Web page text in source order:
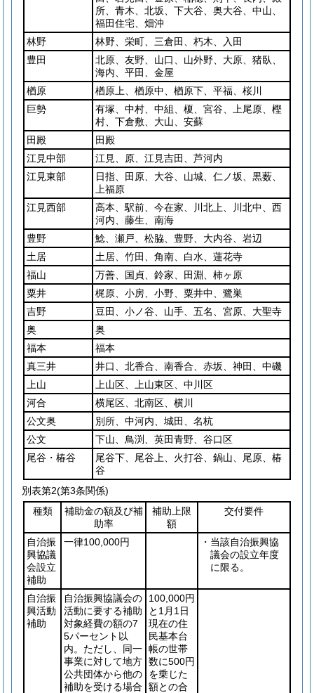
所、青木、北坂、下大谷、奥大谷、中山、
福田住宅、畑沖
林野
林野、栄町、三倉田、朽木、入田
豊田
北原、友野、山口、山外野、大原、猪臥、
海内、平田、金屋
楢原
楢原上、楢原中、楢原下、平福、桜川
巨勢
有塚、中村、中組、榎、宮谷、上尾原、樫
村、下倉敷、大山、安蘇
田殿
田殿
江見中部
江見、原、江見吉田、芦河内
江見東部
日指、田原、大谷、山城、仁ノ坂、黒薮、
上福原
江見西部
高本、駅前、今在家、川北上、川北中、西
河内、藤生、南海
豊野
鯰、瀬戸、松脇、豊野、大内谷、岩辺
土居
土居、竹田、角南、白水、蓮花寺
福山
万善、国貞、鈴家、田淵、柿ヶ原
粟井
梶原、小房、小野、粟井中、鷺巣
吉野
豆田、小ノ谷、山手、五名、宮原、大聖寺
奥
奥
福本
福本
真三井
井口、北香合、南香合、赤坂、神田、中磯
上山
上山区、上山東区、中川区
河合
横尾区、北南区、横川
公文奥
別所、中河内、城田、名杭
公文
下山、鳥渕、英田青野、谷口区
尾谷・椿谷
尾谷下、尾谷上、火打谷、鍋山、尾原、椿
谷
別表第2(第3条関係)
種類
補助金の額及び補
助率
補助上限
額
交付要件
自治振
興協議
会設立
補助
一律100,000円
・当該自治振興協
議会の設立年度
に限る。
自治振
興活動
補助
自治振興協議会の
活動に要する補助
対象経費の額の7
5パーセント以
内。ただし、同一
事業に対して地方
公共団体から他の
補助を受ける場合
100,000円
と1月1日
現在の住
民基本台
帳の世帯
数に500円
を乗じた
額との合